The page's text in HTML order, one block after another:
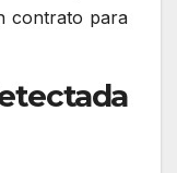
contrato para